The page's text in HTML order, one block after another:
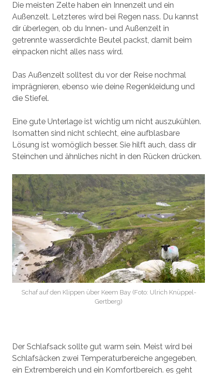
Die meisten Zelte haben ein Innenzelt und ein
Außenzelt. Letzteres wird bei Regen nass. Du kannst
dir überlegen, ob du Innen- und Außenzelt in
getrennte wasserdichte Beutel packst, damit beim
einpacken nicht alles nass wird.
Das Außenzelt solltest du vor der Reise nochmal
imprägnieren, ebenso wie deine Regenkleidung und
die Stiefel.
Eine gute Unterlage ist wichtig um nicht auszukühlen.
Isomatten sind nicht schlecht, eine aufblasbare
Lösung ist womöglich besser. Sie hilft auch, dass dir
Steinchen und ähnliches nicht in den Rücken drücken.
Schaf auf den Klippen über Keem Bay (Foto: Ulrich Knüppel-
Gertberg)
Der Schlafsack sollte gut warm sein. Meist wird bei
Schlafsäcken zwei Temperaturbereiche angegeben,
ein Extrembereich und ein Komfortbereich. es geht